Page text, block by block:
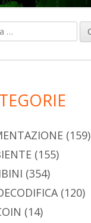
(159)
(155)
(354)
(120)
(14)